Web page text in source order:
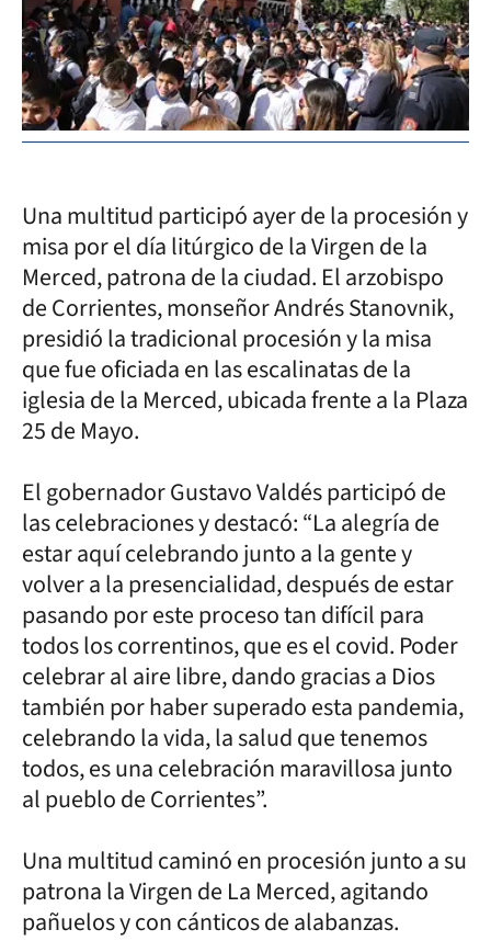
Una multitud participó ayer de la procesión y
misa por el día litúrgico de la Virgen de la
Merced, patrona de la ciudad. El arzobispo
de Corrientes, monseñor Andrés Stanovnik,
presidió la tradicional procesión y la misa
que fue oficiada en las escalinatas de la
iglesia de la Merced, ubicada frente a la Plaza
25 de Mayo.
El gobernador Gustavo Valdés participó de
las celebraciones y destacó: “La alegría de
estar aquí celebrando junto a la gente y
volver a la presencialidad, después de estar
pasando por este proceso tan difícil para
todos los correntinos, que es el covid. Poder
celebrar al aire libre, dando gracias a Dios
también por haber superado esta pandemia,
celebrando la vida, la salud que tenemos
todos, es una celebración maravillosa junto
al pueblo de Corrientes”.
Una multitud caminó en procesión junto a su
patrona la Virgen de La Merced, agitando
pañuelos y con cánticos de alabanzas.